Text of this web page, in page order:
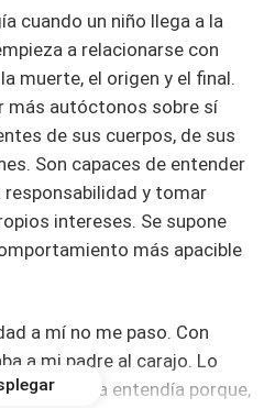
un niño llega a la
a relacionarse con
muerte, el origen y el final.
más autóctonos sobre sí
de sus cuerpos, de sus
Son capaces de entender
responsabilidad y tomar
intereses. Se supone
más apacible
a mí no me paso. Con
a mi padre al carajo. Lo
nunca entendía porque,